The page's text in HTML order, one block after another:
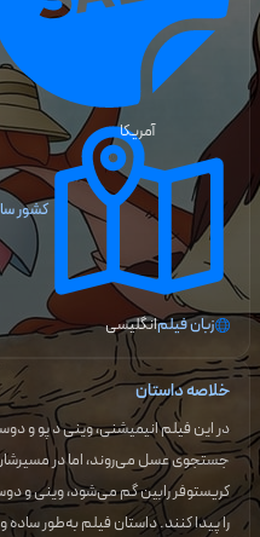
کشور
آمریکا
زبان فیلمانگلیسی
خلاصه داستان
در این فیلم انیمیشنی، وینی د پو و
جستجوی عسل می‌روند، اما در
کریستوفر رابین گم می‌شود، وینی و
را پیدا کنند. داستان فیلم به‌طور